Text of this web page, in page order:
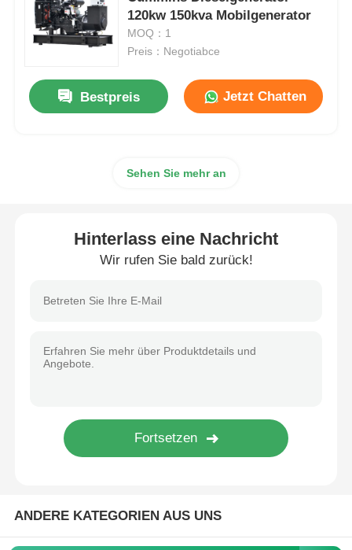
cng Generatorsatz
Generatorzubehör
120kw 150kva Mobilgenerator
MOQ：1
Preis：Negotiabce
Bestpreis Jetzt Chatten
Sehen Sie mehr an
Hinterlass eine Nachricht
Wir rufen Sie bald zurück!
ANDERE KATEGORIEN AUS UNS